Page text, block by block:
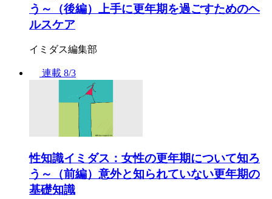
う～（後編）上手に更年期を過ごすためのヘ
ルスケア
イミダス編集部
連載 8/3
性知識イミダス：女性の更年期について知ろ
う～（前編）意外と知られていない更年期の
基礎知識